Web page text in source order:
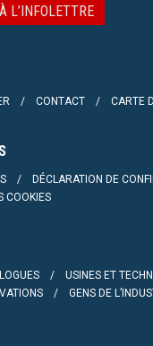
L’INFOLETTRE
CONTACT CARTE
DÉCLARATION DE
COOKIES
USINES ET
GENS DE